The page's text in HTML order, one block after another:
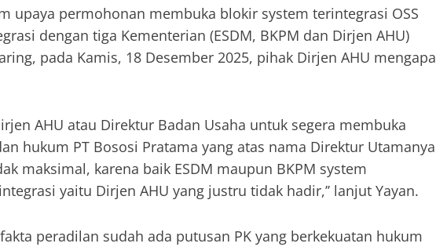
upaya permohonan membuka blokir system terintegrasi OSS
dengan tiga Kementerian (ESDM, BKPM dan Dirjen AHU)
pada Kamis, 18 Desember 2025, pihak Dirjen AHU mengapa
AHU atau Direktur Badan Usaha untuk segera membuka
hukum PT Bososi Pratama yang atas nama Direktur Utamanya
maksimal, karena baik ESDM maupun BKPM system
yaitu Dirjen AHU yang justru tidak hadir,’’ lanjut Yayan.
peradilan sudah ada putusan PK yang berkekuatan hukum